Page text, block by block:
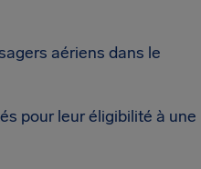
aériens dans le
pour leur éligibilité à une